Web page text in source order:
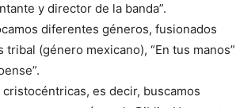
y director de la banda”.
diferentes géneros, fusionados
(género mexicano), “En tus manos”
es decir, buscamos